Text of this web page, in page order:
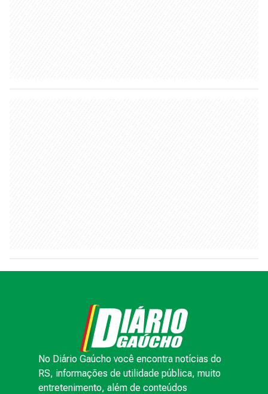
No Diário Gaúcho você encontra notícias do
RS, informações de utilidade pública, muito
entretenimento, além de conteúdos